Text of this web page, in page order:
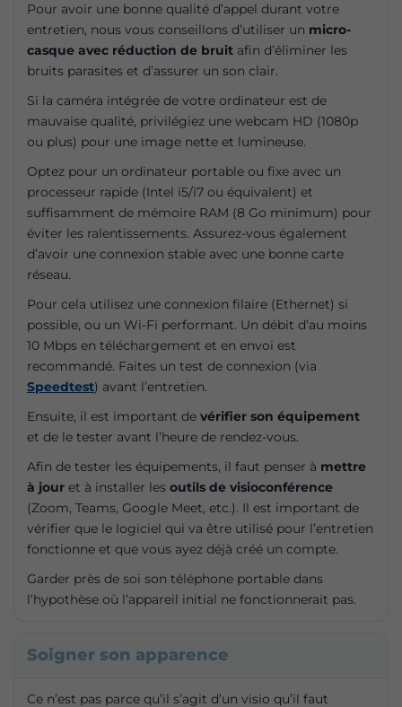
Pour avoir une bonne qualité d’appel durant votre
entretien, nous vous conseillons d’utiliser un micro-
casque avec réduction de bruit afin d’éliminer les
bruits parasites et d’assurer un son clair.
Si la caméra intégrée de votre ordinateur est de
mauvaise qualité, privilégiez une webcam HD (1080p
ou plus) pour une image nette et lumineuse.
Optez pour un ordinateur portable ou fixe avec un
processeur rapide (Intel i5/i7 ou équivalent) et
suffisamment de mémoire RAM (8 Go minimum) pour
éviter les ralentissements. Assurez-vous également
d’avoir une connexion stable avec une bonne carte
réseau.
Pour cela utilisez une connexion filaire (Ethernet) si
possible, ou un Wi-Fi performant. Un débit d’au moins
10 Mbps en téléchargement et en envoi est
recommandé. Faites un test de connexion (via
Speedtest) avant l’entretien.
Ensuite, il est important de vérifier son équipement
et de le tester avant l’heure de rendez-vous.
Afin de tester les équipements, il faut penser à mettre
à jour et à installer les outils de visioconférence
(Zoom, Teams, Google Meet, etc.). Il est important de
vérifier que le logiciel qui va être utilisé pour l’entretien
fonctionne et que vous ayez déjà créé un compte.
Garder près de soi son téléphone portable dans
l’hypothèse où l’appareil initial ne fonctionnerait pas.
Soigner son apparence
Ce n’est pas parce qu’il s’agit d’un visio qu’il faut